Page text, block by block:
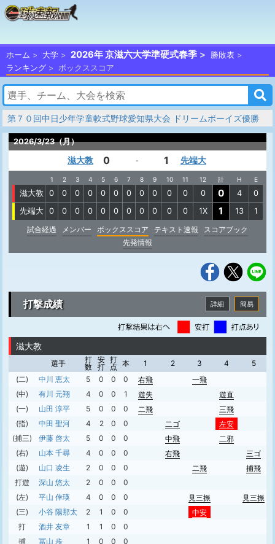
ホーム 大学 2026年 京滋六大学準硬式春季
勝敗表
ランキング
ボックススコア
第７０回中日少年学童軟式野球愛知県大会 ドリームボーイズ優勝
2026/3/23（月）
滋大教 0 - 1 先端大
1 2 3 4 5 6 7 8 9 10 11 12 計 H E
滋大教 0 0 0 0 0 0 0 0 0 0 0 0 0 4
0
先端大 0 0 0 0 0 0 0 0 0 0 0 1X 1 13
1
試合経過
メンバー ボックススコア テキスト速報
スコアブック
先発情報
打撃成績 簡易
詳細
滋大教
選手
打
数
安
打
打
点 本 1 2 3 4
5
(二)
中川 恵太 5 0 0 0 右飛 一飛
(中)
有川 元翔 4 0 0 1 遊失 遊直
(一)
山田 淳平 5 0 0 0 二飛
三飛
(指)
中田 聖河 4 2 0 0 二ゴ
左安
(捕三)
伊藤 啓太 5 0 0 0 中飛
二邪
(右)
山本 千尋 4 0 0 0 右飛
三ゴ
(遊)
山口 凌生 2 0 0 0 二飛
捕飛
打遊
深山 悠太 2 0 0
0
(左)
平山 倖瑛 4 0 0 0 見三振
見三振
(三)
小谷 陽那太 2 1 0 0 中安
打
酒井 友章 1 1 0
0
捕
冨山 歩 1 0 0
0